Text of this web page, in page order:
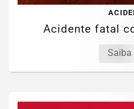
Acidente fatal